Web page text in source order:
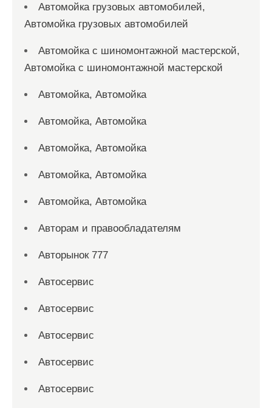
Автомойка грузовых автомобилей,
Автомойка грузовых автомобилей
Автомойка с шиномонтажной мастерской,
Автомойка с шиномонтажной мастерской
Автомойка, Автомойка
Автомойка, Автомойка
Автомойка, Автомойка
Автомойка, Автомойка
Автомойка, Автомойка
Авторам и правообладателям
Авторынок 777
Автосервис
Автосервис
Автосервис
Автосервис
Автосервис